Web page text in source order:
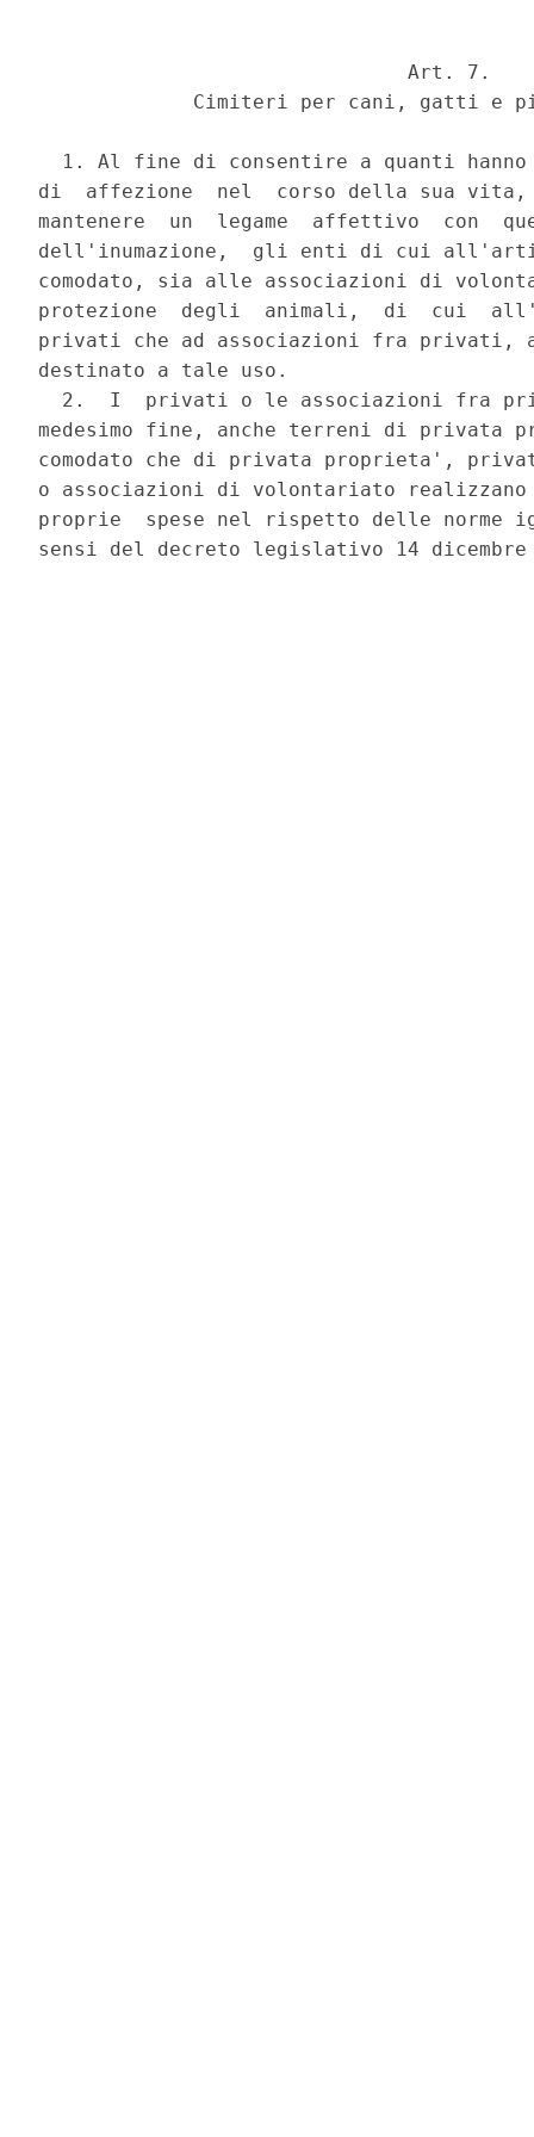
                               Art. 7.
Cimiteri per cani, gatti e
1. Al fine di consentire a quanti
di  affezione  nel  corso della sua
mantenere  un  legame  affettivo  con
dell'inumazione,  gli enti di cui all'artico
comodato, sia alle associazioni di
protezione  degli  animali,  di  cui
privati che ad associazioni fra privati,
destinato a tale uso.
2.  I  privati o le associazioni fra
medesimo fine, anche terreni di
comodato che di privata proprieta',
o associazioni di volontariato
proprie  spese nel rispetto delle norme